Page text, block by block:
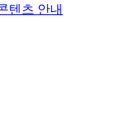
텐츠 안내